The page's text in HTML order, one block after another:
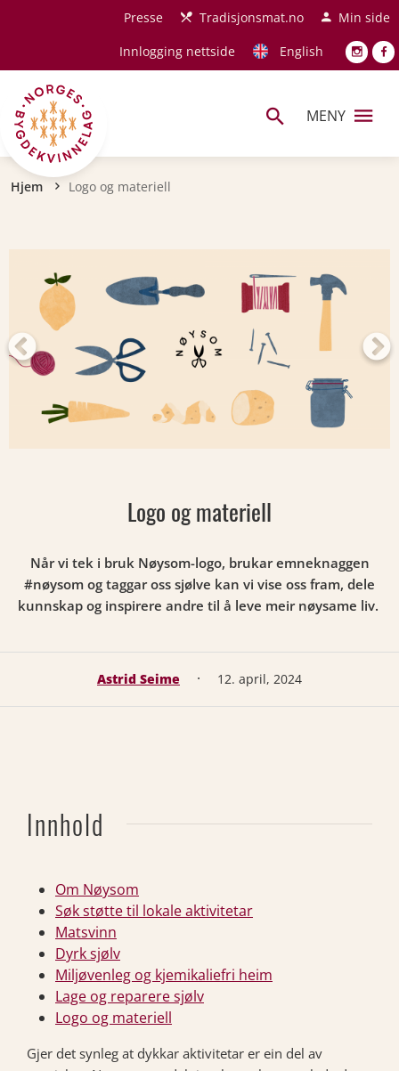
Hopp til hovedinnholdPresse Tradisjonsmat.no
Min side
Innlogging nettside
English
MENY
Navigasjonssti
Hjem Logo og materiell
Logo og materiell
Når vi tek i bruk Nøysom-logo, brukar emneknaggen
#nøysom og taggar oss sjølve kan vi vise oss fram, dele
kunnskap og inspirere andre til å leve meir nøysame liv.
Astrid Seime · 12. april, 2024
Innhold
Om Nøysom
Søk støtte til lokale aktivitetar
Matsvinn
Dyrk sjølv
Miljøvenleg og kjemikaliefri heim
Lage og reparere sjølv
Logo og materiell
Gjer det synleg at dykkar aktivitetar er ein del av